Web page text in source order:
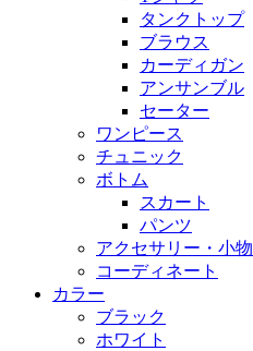
タンクトップ
ブラウス
カーディガン
アンサンブル
セーター
ワンピース
チュニック
ボトム
スカート
パンツ
アクセサリー・小物
コーディネート
カラー
ブラック
ホワイト